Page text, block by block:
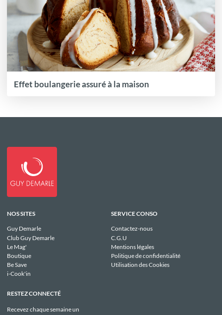
Effet boulangerie assuré à la maison
NOS SITES
Guy Demarle
Club Guy Demarle
Le Mag'
Boutique
Be Save
i-Cook'in
SERVICE CONSO
Contactez-nous
C.G.U
Mentions légales
Politique de confidentialité
Utilisation des Cookies
RESTEZ CONNECTÉ
Recevez chaque semaine un